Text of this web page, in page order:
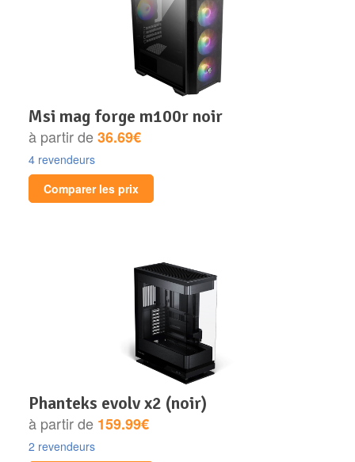
msi mag forge m100r noir
à partir de36.69€
4 revendeurs
Comparer les prix
phanteks evolv x2 (noir)
à partir de 159.99€
2 revendeurs